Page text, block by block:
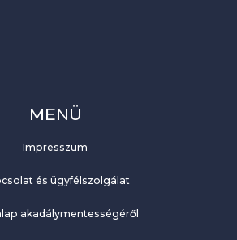
MENÜ
Impresszum
és ügyfélszolgálat
akadálymentességéről